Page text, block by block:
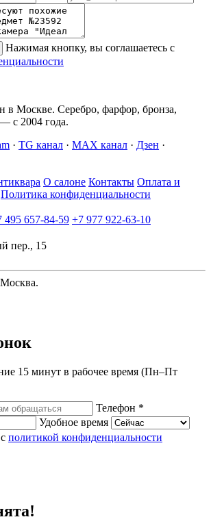
Нажимая кнопку, вы соглашаетесь с
в Москве. Серебро, фарфор, бронза,
с 2004 года.
· TG канал · MAX канал · Дзен ·
О салоне Контакты Оплата и
Политика конфиденциальности
495 657-84-59 +7 977 922-63-10
пер., 15
15 минут в рабочее время (Пн–Пт
Телефон *
Удобное время
политикой конфиденциальности